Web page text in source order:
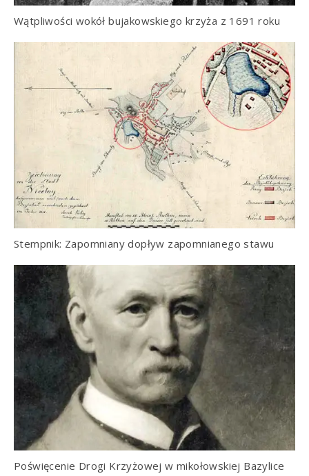
Wątpliwości wokół bujakowskiego krzyża z 1691 roku
Stempnik: Zapomniany dopływ zapomnianego stawu
Poświęcenie Drogi Krzyżowej w mikołowskiej Bazylice